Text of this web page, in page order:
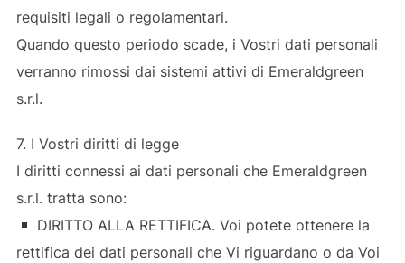
requisiti legali o regolamentari.
Quando questo periodo scade, i Vostri dati personali
verranno rimossi dai sistemi attivi di Emeraldgreen
s.r.l.
7. I Vostri diritti di legge
I diritti connessi ai dati personali che Emeraldgreen
s.r.l. tratta sono:
DIRITTO ALLA RETTIFICA. Voi potete ottenere la
rettifica dei dati personali che Vi riguardano o da Voi